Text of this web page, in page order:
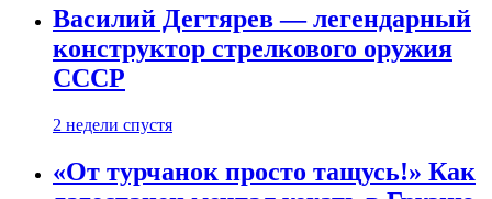
Василий Дегтярев — легендарный
конструктор стрелкового оружия
СССР
2 недели спустя
«От турчанок просто тащусь!» Как